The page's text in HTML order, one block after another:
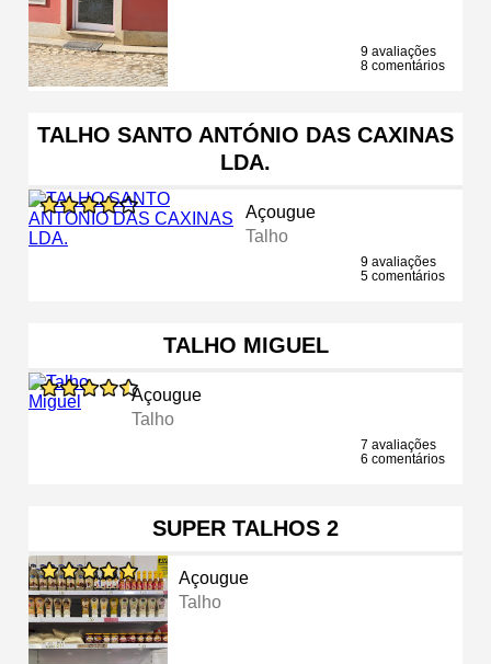
9 avaliações
8 comentários
TALHO SANTO ANTÓNIO DAS CAXINAS
LDA.
Açougue
Talho
9 avaliações
5 comentários
TALHO MIGUEL
Açougue
Talho
7 avaliações
6 comentários
SUPER TALHOS 2
Açougue
Talho